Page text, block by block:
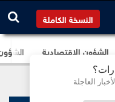
العاجلة
النسخة الكاملة
الشؤون الإقتصادية